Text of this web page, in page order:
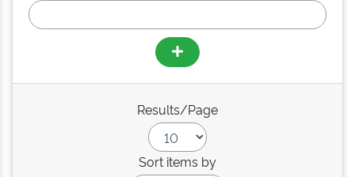
Results/Page
Sort items by